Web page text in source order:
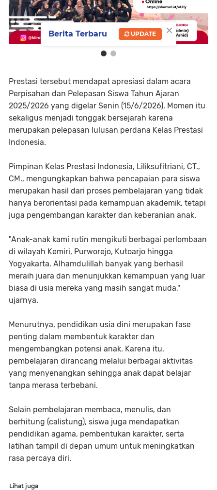
Prestasi tersebut mendapat apresiasi dalam acara
Perpisahan dan Pelepasan Siswa Tahun Ajaran
2025/2026 yang digelar Senin (15/6/2026). Momen itu
sekaligus menjadi tonggak bersejarah karena
merupakan pelepasan lulusan perdana Kelas Prestasi
Indonesia.
Pimpinan Kelas Prestasi Indonesia, Liliksufitriani, CT.,
CM., mengungkapkan bahwa pencapaian para siswa
merupakan hasil dari proses pembelajaran yang tidak
hanya berorientasi pada kemampuan akademik, tetapi
juga pengembangan karakter dan keberanian anak.
"Anak-anak kami rutin mengikuti berbagai perlombaan
di wilayah Kemiri, Purworejo, Kutoarjo hingga
Yogyakarta. Alhamdulillah banyak yang berhasil
meraih juara dan menunjukkan kemampuan yang luar
biasa di usia mereka yang masih sangat muda,"
ujarnya.
Menurutnya, pendidikan usia dini merupakan fase
penting dalam membentuk karakter dan
mengembangkan potensi anak. Karena itu,
pembelajaran dirancang melalui berbagai aktivitas
yang menyenangkan sehingga anak dapat belajar
tanpa merasa terbebani.
Selain pembelajaran membaca, menulis, dan
berhitung (calistung), siswa juga mendapatkan
pendidikan agama, pembentukan karakter, serta
latihan tampil di depan umum untuk meningkatkan
rasa percaya diri.
Lihat juga
×
Berita Terbaru UPDATE